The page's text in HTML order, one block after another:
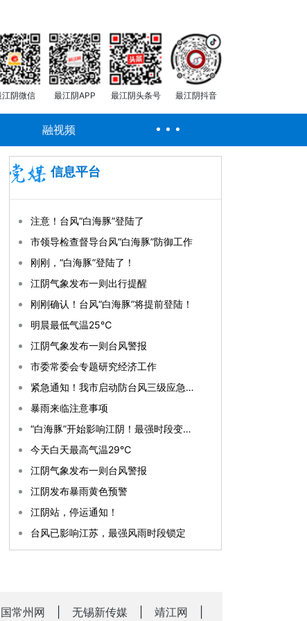
江阴微信 最江阴APP 最江阴头条号 最江阴抖音
融视频
信息平台
注意！台风“白海豚”登陆了
市领导检查督导台风“白海豚”防御工作
刚刚，“白海豚”登陆了！
江阴气象发布一则出行提醒
刚刚确认！台风“白海豚”将提前登陆！
明晨最低气温25℃
江阴气象发布一则台风警报
市委常委会专题研究经济工作
紧急通知！我市启动防台风三级应急响应
暴雨来临注意事项
“白海豚”开始影响江阴！最强时段变了！
今天白天最高气温29℃
江阴气象发布一则台风警报
江阴发布暴雨黄色预警
江阴站，停运通知！
台风已影响江苏，最强风雨时段锁定
常州网 无锡新传媒 靖江网